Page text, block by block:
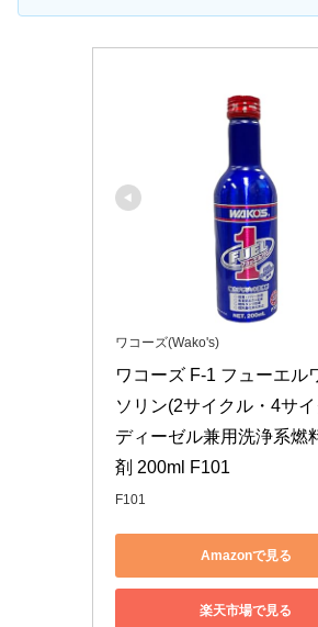
ワコーズ(Wako's)
ワコーズ F-1 フューエル
ソリン(2サイクル・4サイ
ディーゼル兼用洗浄系燃
剤 200ml F101
F101
Amazonで見る
楽天市場で見る